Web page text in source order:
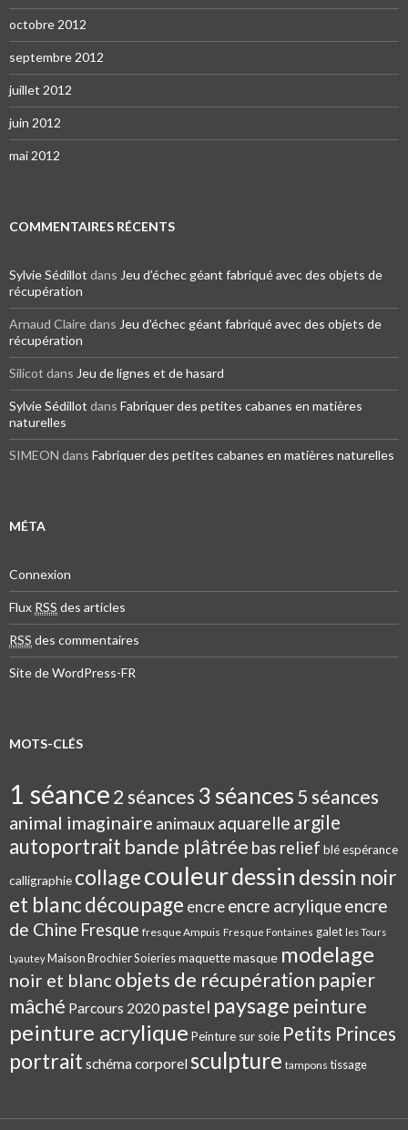
octobre 2012
septembre 2012
juillet 2012
juin 2012
mai 2012
COMMENTAIRES RÉCENTS
Sylvie Sédillot dans Jeu d’échec géant fabriqué avec des objets de
récupération
Arnaud Claire dans Jeu d’échec géant fabriqué avec des objets de
récupération
Silicot dans Jeu de lignes et de hasard
Sylvie Sédillot dans Fabriquer des petites cabanes en matières
naturelles
SIMEON dans Fabriquer des petites cabanes en matières naturelles
MÉTA
Connexion
Flux RSS des articles
RSS des commentaires
Site de WordPress-FR
MOTS-CLÉS
1 séance 2 séances 3 séances 5 séances
animal imaginaire animauxaquarelle argile
autoportrait bande plâtrée bas relief blé espérance
calligraphie collagecouleurdessin dessin noir
et blancdécoupage encre encre acryliqueencre
de Chine Fresque fresque Ampuis Fresque Fontaines galet les Tours
Lyautey Maison Brochier Soieriesmaquettemasque modelage
noir et blanc objets de récupération papier
mâché Parcours 2020 pastel paysage peinture
peinture acrylique Peinture sur soie Petits Princes
portrait schéma corporel sculpture tampons tissage